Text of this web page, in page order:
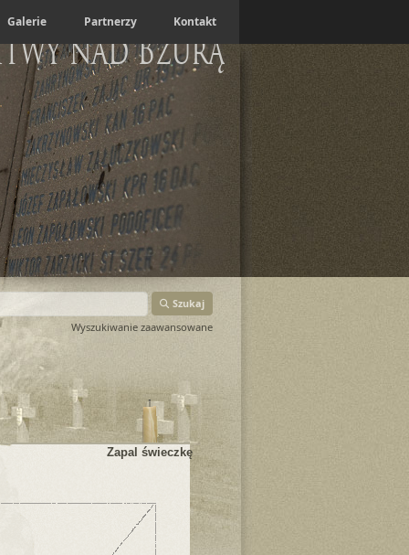
Galerie Partnerzy Kontakt
nad Bzurą
Szukaj
Wyszukiwanie zaawansowane
Zapal świeczkę